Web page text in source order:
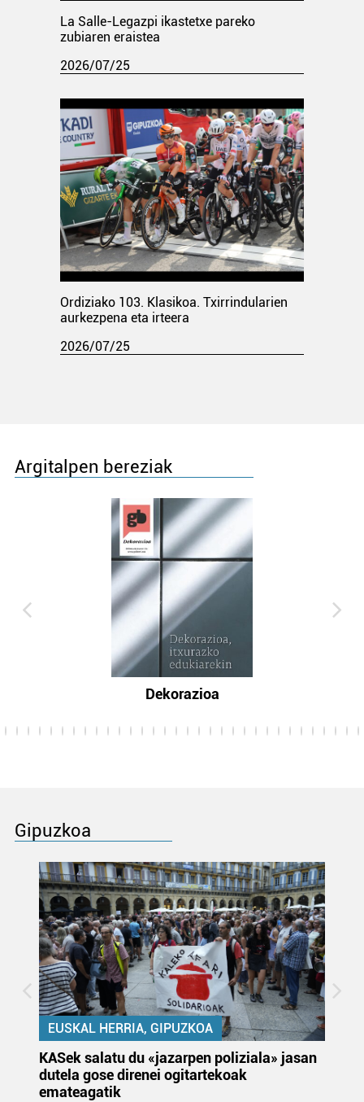
La Salle-Legazpi ikastetxe pareko
zubiaren eraistea
2026/07/25
Ordiziako 103. Klasikoa. Txirrindularien
aurkezpena eta irteera
2026/07/25
Argitalpen bereziak
Dekorazioa
Gipuzkoa
EUSKAL HERRIA, GIPUZKOA
KASek salatu du «jazarpen poliziala» jasan
dutela gose direnei ogitartekoak
emateagatik